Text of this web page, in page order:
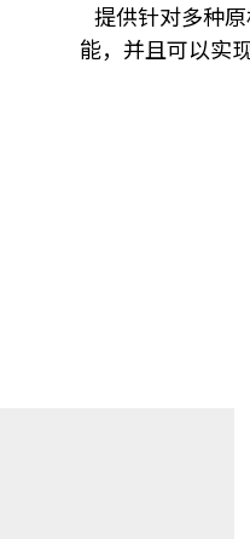
提供针对多种
能，并且可以实